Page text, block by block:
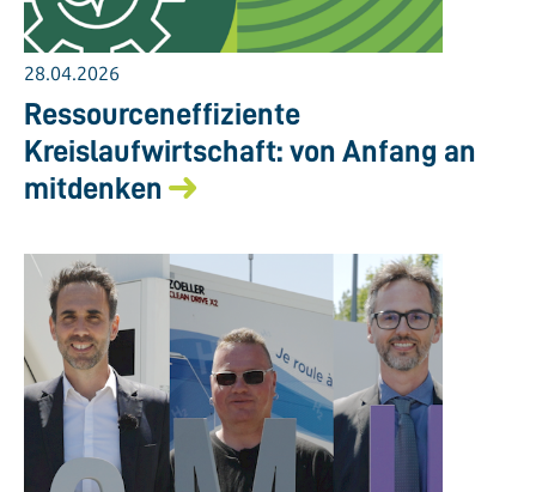
28.04.2026
Ressourceneffiziente
Kreislaufwirtschaft: von Anfang an
mitdenken